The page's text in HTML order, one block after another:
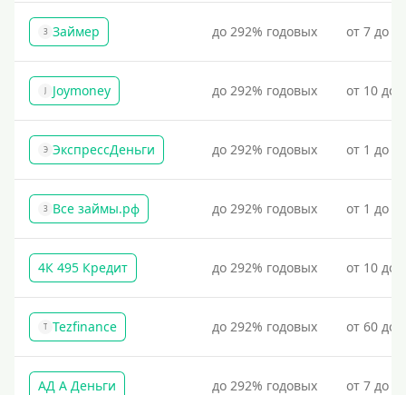
З Займер до 292% годовых от 7 до
J Joymoney до 292% годовых от 10 до
Э ЭкспрессДеньги до 292% годовых от 1 до
З Все займы.рф до 292% годовых от 1 до
4К 495 Кредит до 292% годовых от 10 до
T Tezfinance до 292% годовых от 60 до
АД А Деньги до 292% годовых от 7 до